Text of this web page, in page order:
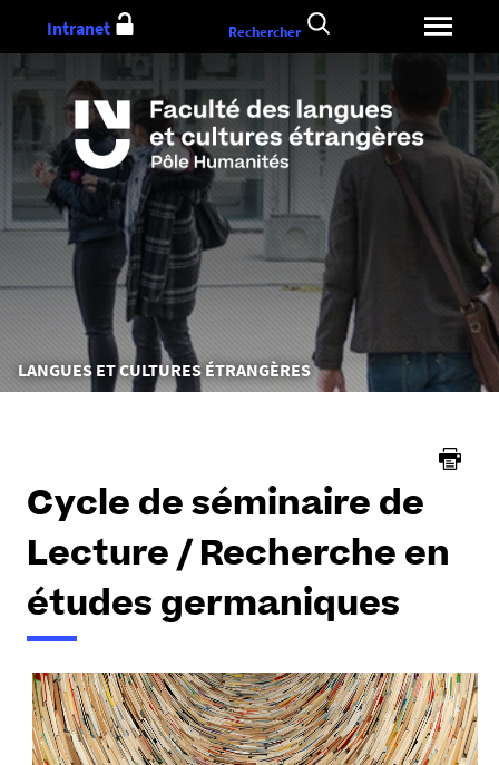
au
Vous
êtes
LANGUES ET CULTURES ÉTRANGÈRES
Intranet Rechercher
Cycle de séminaire de
Lecture / Recherche en
études germaniques